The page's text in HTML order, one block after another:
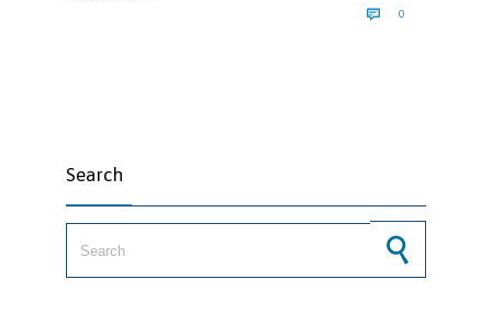
 0
Search